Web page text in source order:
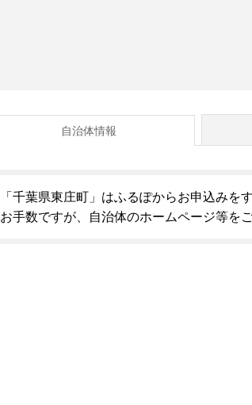
自治体情報
「千葉県東庄町」はふるぽからお申込みを
お手数ですが、自治体のホームページ等を